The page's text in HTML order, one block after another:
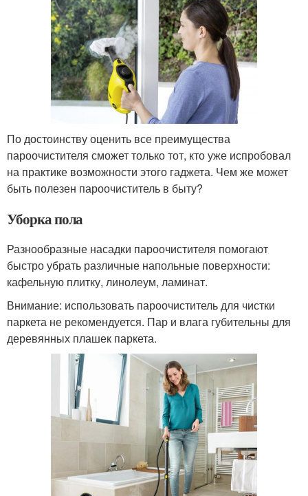
По достоинству оценить все преимущества
пароочистителя сможет только тот, кто уже испробовал
на практике возможности этого гаджета. Чем же может
быть полезен пароочиститель в быту?
Уборка пола
Разнообразные насадки пароочистителя помогают
быстро убрать различные напольные поверхности:
кафельную плитку, линолеум, ламинат.
Внимание: использовать пароочиститель для чистки
паркета не рекомендуется. Пар и влага губительны для
деревянных плашек паркета.